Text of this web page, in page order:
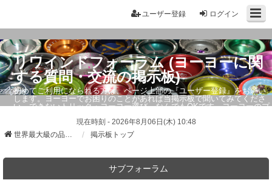
ログイン
ユーザー登録
リワインドフォーラム (ヨーヨーに関
する質問・交流の掲示板)
初めてご利用になられる方は、ページ上部の『ユーザー登録』をお願い
します。ヨーヨーでお困りのことがあれば当掲示板で聞いてみてくださ
い。できないトリック・ヨーヨー選び、なんでもOKです。ヨーヨーのプ
現在時刻 - 2026年8月06日(木) 10:48
世界最大級の品ぞろえ ヨーヨーストア「リワインド」
掲示板トップ
サブフォーラム